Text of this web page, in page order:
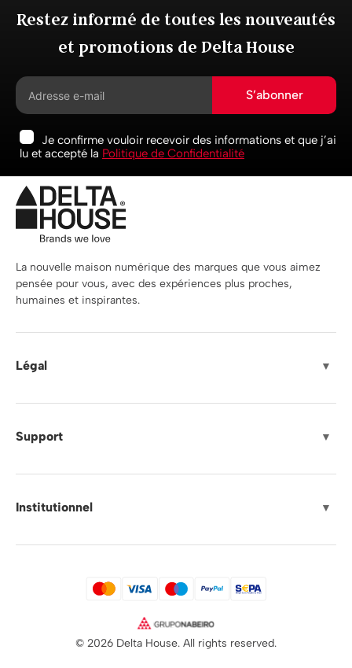
Restez informé de toutes les nouveautés
et promotions de Delta House
S’abonner
Je confirme vouloir recevoir des informations et que j’ai
lu et accepté la Politique de Confidentialité
La nouvelle maison numérique des marques que vous aimez
pensée pour vous, avec des expériences plus proches,
humaines et inspirantes.
Légal ▼
Support ▼
Institutionnel ▼
© 2026 Delta House. All rights reserved.